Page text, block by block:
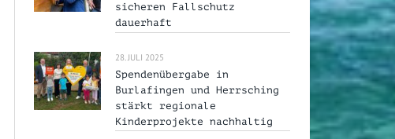
sicheren Fallschutz
dauerhaft
28. JULI 2025
Spendenübergabe in
Burlafingen und Herrsching
stärkt regionale
Kinderprojekte nachhaltig